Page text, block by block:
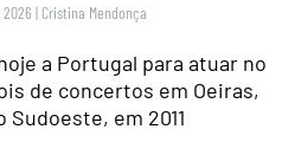
| Cristina Mendonça
a Portugal para atuar no
de concertos em Oeiras,
Sudoeste, em 2011